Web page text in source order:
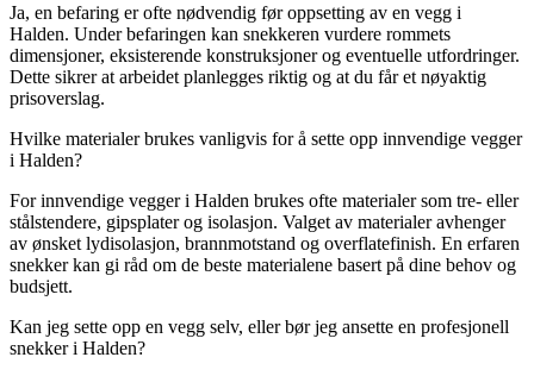
Ja, en befaring er ofte nødvendig før oppsetting av en vegg i
Halden. Under befaringen kan snekkeren vurdere rommets
dimensjoner, eksisterende konstruksjoner og eventuelle utfordringer.
Dette sikrer at arbeidet planlegges riktig og at du får et nøyaktig
prisoverslag.
Hvilke materialer brukes vanligvis for å sette opp innvendige vegger
i Halden?
For innvendige vegger i Halden brukes ofte materialer som tre- eller
stålstendere, gipsplater og isolasjon. Valget av materialer avhenger
av ønsket lydisolasjon, brannmotstand og overflatefinish. En erfaren
snekker kan gi råd om de beste materialene basert på dine behov og
budsjett.
Kan jeg sette opp en vegg selv, eller bør jeg ansette en profesjonell
snekker i Halden?